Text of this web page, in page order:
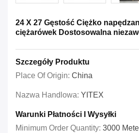
24 X 27 Gęstość Ciężko
ciężarówek Dostosowalna
Szczegóły Produktu
Place Of Origin: China
Nazwa Handlowa: YITEX
Warunki Płatności I Wysyłki
Minimum Order Quantity: 3000